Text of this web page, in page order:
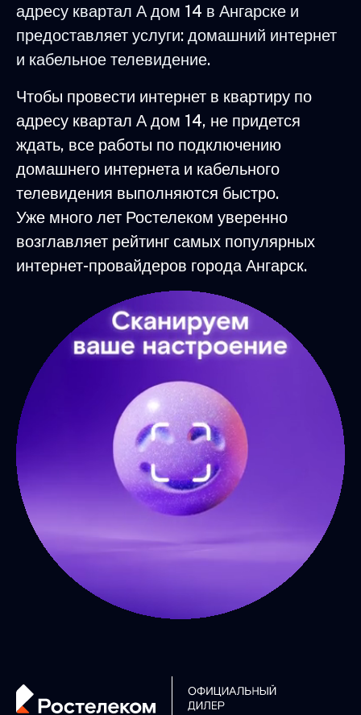
адресу квартал А дом 14 в Ангарске и
предоставляет услуги: домашний интернет
и кабельное телевидение.
Чтобы провести интернет в квартиру по
адресу квартал А дом 14, не придется
ждать, все работы по подключению
домашнего интернета и кабельного
телевидения выполняются быстро.
Уже много лет Ростелеком уверенно
возглавляет рейтинг самых популярных
интернет-провайдеров города Ангарск.